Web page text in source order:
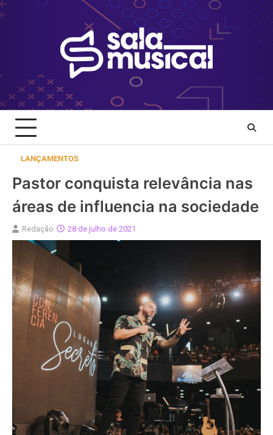
Skip
to
LANÇAMENTOS
Pastor conquista relevância nas
áreas de influencia na sociedade
Redação 28 de julho de 2021